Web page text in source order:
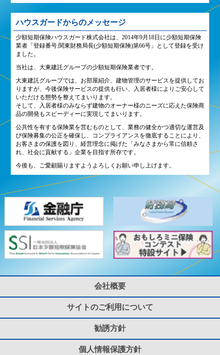
ハウスガードからのメッセージ
少額短期保険ハウスガード株式会社は、2014年9月18日に少額短期保険
業者「登録番号:関東財務局長(少額短期保険)第66号」として登録を受け
ました。
当社は、大東建託グループの少額短期保険業者です。
大東建託グループでは、お部屋紹介、建物管理のサービスを提供してお
りますが、今後保険サービスの提供も行い、入居者様によりご安心して
いただける態勢を整えてまいります。
そして、入居者様のみならず建物のオーナー様のニーズに応えた保険商
品の開発もスピーディーに実現してまいります。
公共性を有する保険業を営むものとして、業務の健全かつ適切な運営及
び保険募集の公正を確保し、コンプライアンスを徹底することにより、
お客さまの保護を図り、経営理念に掲げた「みなさまから常に信頼さ
れ、社会に貢献する」企業を目指す所存です。
今後も、ご愛顧賜りますようよろしくお願い申し上げます。
会社概要
サイトのご利用について
勧誘方針
個人情報保護方針